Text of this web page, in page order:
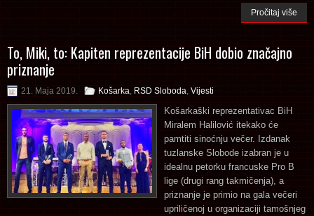
Pročitaj više
To, Miki, to: Kapiten reprezentacije BiH dobio značajno
priznanje
21. Maja 2019. Košarka RSD Sloboda Vijesti
Košarkaški reprezentativac BiH
Miralem Halilović itekako će
pamtiti sinoćnju večer. Izdanak
tuzlanske Slobode izabran je u
idealnu petorku francuske Pro B
lige (drugi rang takmičenja), a
priznanje je primio na gala večeri
upriličenoj u organizaciji tamošnjeg